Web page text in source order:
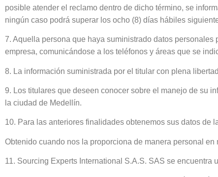
posible atender el reclamo dentro de dicho término, se
ningún caso podrá superar los ocho (8) días hábiles
7. Aquella persona que haya suministrado datos
empresa, comunicándose a los teléfonos y áreas que se
8. La información suministrada por el titular con plena
9. Los titulares que deseen conocer sobre el manejo de su
la ciudad de Medellín.
10. Para las anteriores finalidades obtenemos sus datos de
Obtenido cuando nos la proporciona de manera personal
11. Sourcing Experts International S.A.S. SAS se